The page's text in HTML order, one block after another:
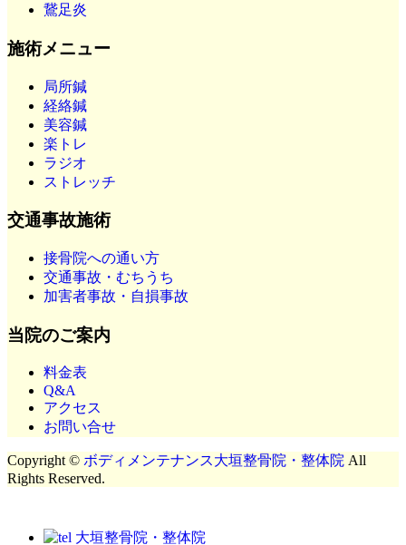
鵞足炎
施術メニュー
局所鍼
経絡鍼
美容鍼
楽トレ
ラジオ
ストレッチ
交通事故施術
接骨院への通い方
交通事故・むちうち
加害者事故・自損事故
当院のご案内
料金表
Q&A
アクセス
お問い合せ
Copyright © ボディメンテナンス大垣整骨院・整体院 All
Rights Reserved.